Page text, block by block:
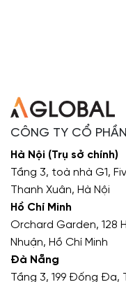
CÔNG TY CỔ
Hà Nội (Trụ sở chính)
Tầng 3, toà nhà G1,
Thanh Xuân, Hà Nội
Hồ Chí Minh
Orchard Garden, 128
Nhuận, Hồ Chí Minh
Đà Nẵng
Tầng 3, 199 Đống Đa,